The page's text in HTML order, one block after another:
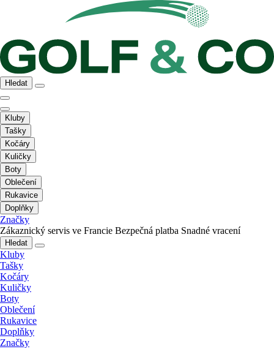
Hledat
Kluby
Tašky
Kočáry
Kuličky
Boty
Oblečení
Rukavice
Doplňky
Značky
Zákaznický servis ve Francie Bezpečná platba Snadné vracení
Hledat
Kluby
Tašky
Kočáry
Kuličky
Boty
Oblečení
Rukavice
Doplňky
Značky